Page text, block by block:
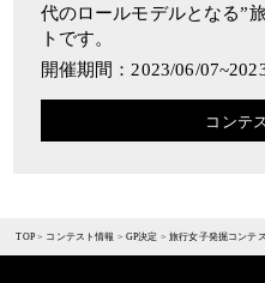
代のロールモデルとなる”
トです。
開催期間：2023/06/
コンテ
TOP> コンテスト情報 >GP決定 >旅行女子発掘コンテ